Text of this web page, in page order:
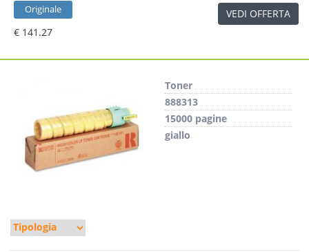
Originale
€ 141.27
VEDI OFFERTA
Toner
888313
15000 pagine
giallo